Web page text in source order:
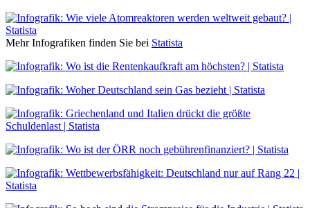
Mehr Infografiken finden Sie bei Statista